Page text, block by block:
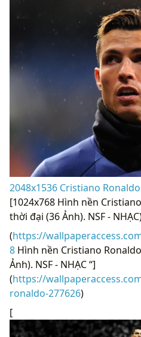
2048x1536 Cristiano
[1024x768 Hình nền
thời đại (36 Ảnh). NSF -
(https://
8 Hình nền Cristiano
Ảnh). NSF - NHẠC “]
(https://
ronaldo-277626)
[